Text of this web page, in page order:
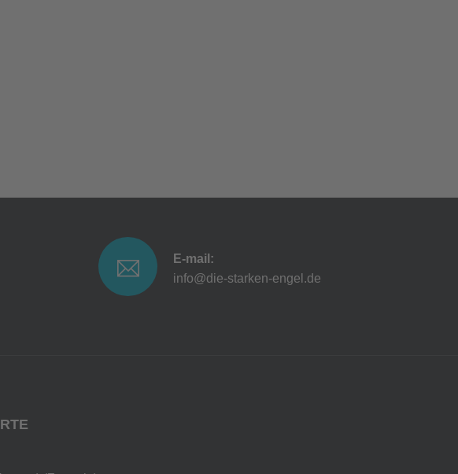
E-mail:
info@die-starken-engel.de